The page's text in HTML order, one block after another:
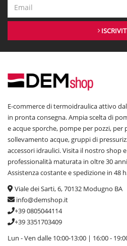
E-commerce di termoidraulica attivo
in pronta consegna. Ampia scelta di
e acque sporche, pompe per pozzi, per
sollevamento acque, gruppi di
accessori idraulici. Visita il nostro shop
professionalità maturata in oltre 30
Assistenza costante e spedizione in 48
Viale dei Sarti, 6, 70132 Modugno BA
info@demshop.it
+39 0805044114
+39 3351703409
Lun - Ven dalle 10:00-13:00 | 16:00 -